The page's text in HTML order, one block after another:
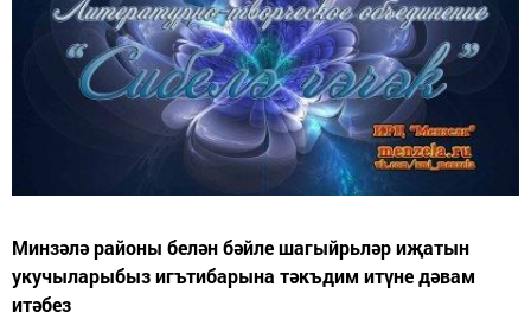
Минзәлә районы белән бәйле шагыйрьләр иҗатын
укучыларыбыз игътибарына тәкъдим итүне дәвам
итәбез